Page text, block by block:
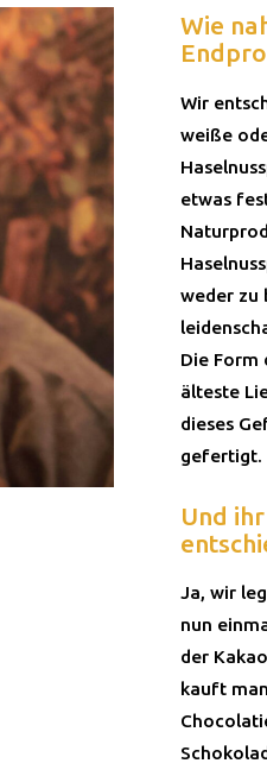
Wie
Wir
weiße
etwas
weder zu
Die Form
älteste
dieses
gefertigt.
Und
Ja, wir
nun
der
kauft